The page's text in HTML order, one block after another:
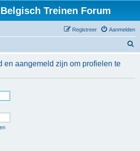
Treinen Forum
Aanmelden
Registreer
k
en aangemeld zijn om profielen te